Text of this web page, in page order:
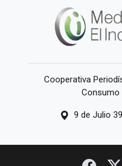
Cooperativa
Consumo
9 de Julio